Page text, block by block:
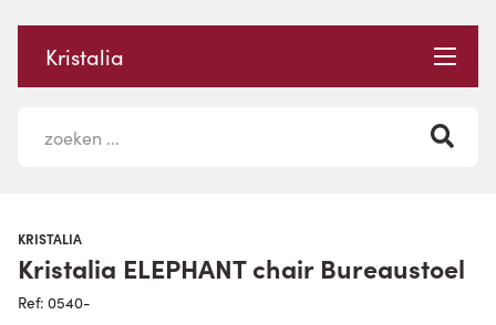
Kristalia
KRISTALIA
Kristalia ELEPHANT chair Bureaustoel
Ref: 0540-